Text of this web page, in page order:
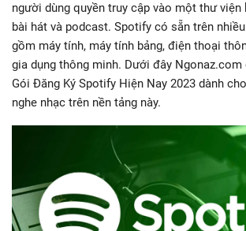
người dùng quyền truy cập vào một thư
bài hát và podcast. Spotify có sẵn trên
gồm máy tính, máy tính bảng, điện thoại
gia dụng thông minh. Dưới đây Ngonaz.com
Gói Đăng Ký Spotify Hiện Nay 2023 dành
nghe nhạc trên nền tảng này.